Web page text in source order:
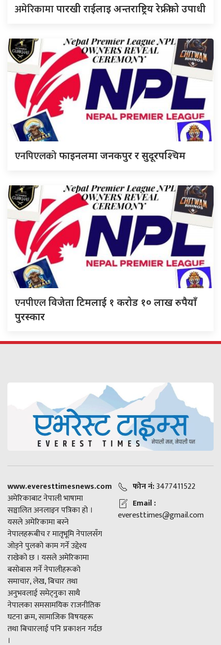
अमेरिकामापारखी राईलाइ अन्तराष्ट्रिय रेफ्रीको उपाधी
एनपिएलकोफाइनलमा जनकपुर र सुदूरपश्चिम
एनपीएलविजेता टिमलाई १ करोड १० लाख रुपैयाँ
पुरस्कार
www.everesttimesnews.com
अमेरिकाबाट नेपाली भाषामा
सञ्चालित अनलाइन पत्रिका हो ।
यसले अमेरिकामा बस्ने
नेपालहरूबीच र मातृभूमि नेपालसँग
जोड्ने पुलको काम गर्ने उद्देश्य
राखेको छ । यसले अमेरिकामा
बसोबास गर्ने नेपालीहरूको
समाचार, लेख, बिचार तथा
अनुभवलाई समेट्नुका साथै
नेपालका समसामयिक राजनीतिक
घटना क्रम, सामाजिक विषयहरू
तथा बिचारलाई पनि प्रकाशन गर्दछ
।
फोन नं:3477411522
Email :
everesttimes@gmail.com